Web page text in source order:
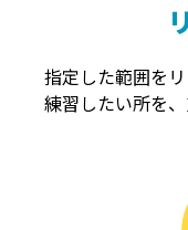
指定した範囲を
練習したい所を